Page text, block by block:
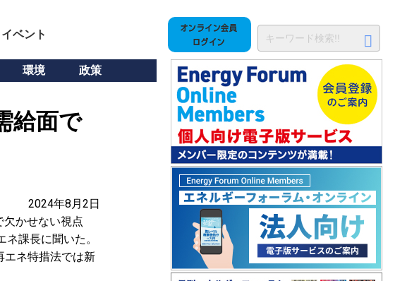
ベント
環境 政策
給面で
2024年8月2日
かせない視点
課長に聞いた。
エネ特措法では新